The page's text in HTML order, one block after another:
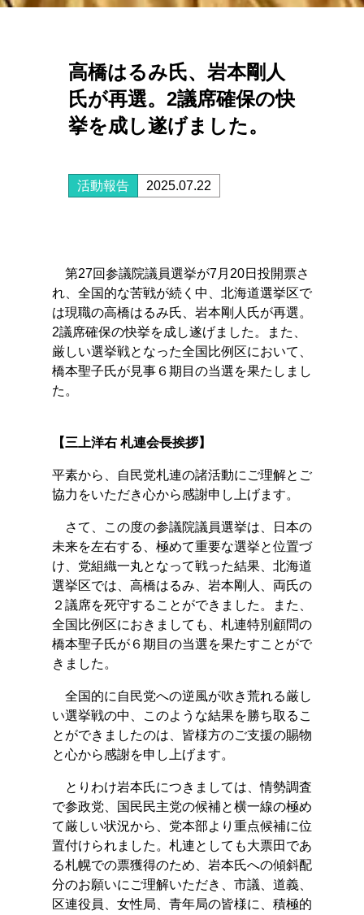
高橋はるみ氏、岩本剛人
氏が再選。2議席確保の快
挙を成し遂げました。
活動報告 2025.07.22
第27回参議院議員選挙が7月20日投開票さ
れ、全国的な苦戦が続く中、北海道選挙区で
は現職の高橋はるみ氏、岩本剛人氏が再選。
2議席確保の快挙を成し遂げました。また、
厳しい選挙戦となった全国比例区において、
橋本聖子氏が見事６期目の当選を果たしまし
た。
【三上洋右 札連会長挨拶】
平素から、自民党札連の諸活動にご理解とご
協力をいただき心から感謝申し上げます。
さて、この度の参議院議員選挙は、日本の
未来を左右する、極めて重要な選挙と位置づ
け、党組織一丸となって戦った結果、北海道
選挙区では、高橋はるみ、岩本剛人、両氏の
２議席を死守することができました。また、
全国比例区におきましても、札連特別顧問の
橋本聖子氏が６期目の当選を果たすことがで
きました。
全国的に自民党への逆風が吹き荒れる厳し
い選挙戦の中、このような結果を勝ち取るこ
とができましたのは、皆様方のご支援の賜物
と心から感謝を申し上げます。
とりわけ岩本氏につきましては、情勢調査
で参政党、国民民主党の候補と横一線の極め
て厳しい状況から、党本部より重点候補に位
置付けられました。札連としても大票田であ
る札幌での票獲得のため、岩本氏への傾斜配
分のお願いにご理解いただき、市議、道義、
区連役員、女性局、青年局の皆様に、積極的